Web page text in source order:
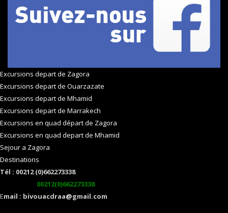
Excursions depart de Zagora
Excursions depart de Ouarzazate
Excursions depart de Mhamid
Excursions depart de Marrakech
Excursions en quad départ de Zagora
Excursions en quad depart de Mhamid
Sejour a Zagora
Destinations
Tél : 00212 (0)662273338
00212(0)662273338
Email : bivouacdraa@gmail.com